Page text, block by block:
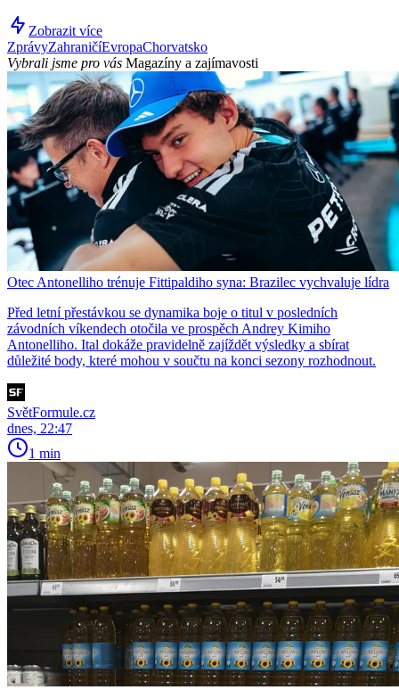
Zobrazit více
ZprávyZahraničíEvropaChorvatsko
Vybrali jsme pro vás Magazíny a zajímavosti
Otec Antonelliho trénuje Fittipaldiho syna: Brazilec vychvaluje lídra
Před letní přestávkou se dynamika boje o titul v posledních
závodních víkendech otočila ve prospěch Andrey Kimiho
Antonelliho. Ital dokáže pravidelně zajíždět výsledky a sbírat
důležité body, které mohou v součtu na konci sezony rozhodnout.
SvětFormule.cz
dnes, 22:47
1 min